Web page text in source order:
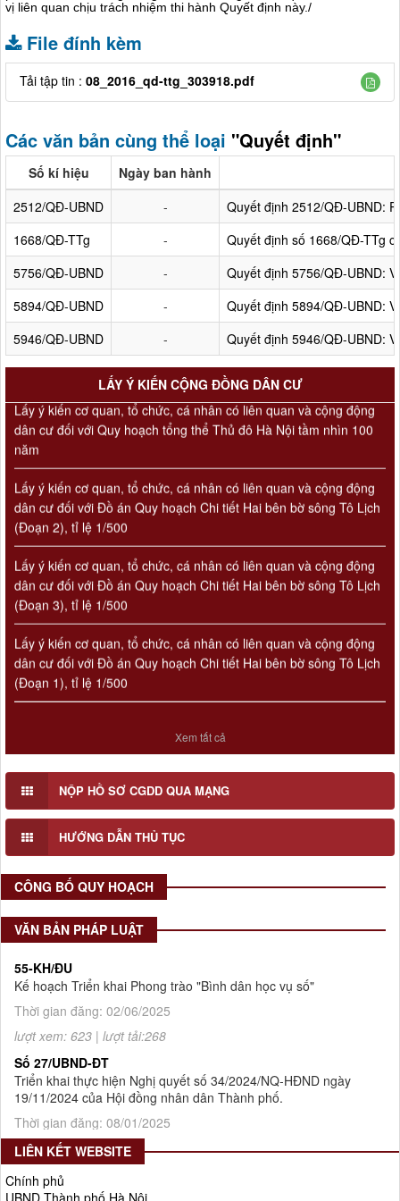
vị liên quan chịu trách nhiệm thi hành Quyết định này./
File đính kèm
Tải tập tin : 08_2016_qd-ttg_303918.pdf
Các văn bản cùng thể loại "Quyết định"
Số kí hiệu
Ngày ban hành
2512/QĐ-UBND
-
Quyết định 2512/QĐ-UBND:
1668/QĐ-TTg
-
Quyết định số 1668/QĐ-TTg
5756/QĐ-UBND
-
Quyết định 5756/QĐ-UBND:
5894/QĐ-UBND
-
Quyết định 5894/QĐ-UBND:
5946/QĐ-UBND
- Quyết định 5946/QĐ-UBND:
LẤY Ý KIẾN CỘNG ĐỒNG DÂN CƯ
Lấy ý kiến cơ quan, tổ chức, cá nhân có liên quan và cộng động
dân cư đối với Quy hoạch tổng thể Thủ đô Hà Nội tầm nhìn 100
năm
Lấy ý kiến cơ quan, tổ chức, cá nhân có liên quan và cộng động
dân cư đối với Đồ án Quy hoạch Chi tiết Hai bên bờ sông Tô Lịch
(Đoạn 2), tỉ lệ 1/500
Lấy ý kiến cơ quan, tổ chức, cá nhân có liên quan và cộng động
dân cư đối với Đồ án Quy hoạch Chi tiết Hai bên bờ sông Tô Lịch
(Đoạn 3), tỉ lệ 1/500
Lấy ý kiến cơ quan, tổ chức, cá nhân có liên quan và cộng động
dân cư đối với Đồ án Quy hoạch Chi tiết Hai bên bờ sông Tô Lịch
(Đoạn 1), tỉ lệ 1/500
Xem tất cả
NỘP HỒ SƠ CGDD QUA MẠNG
HƯỚNG DẪN THỦ TỤC
CÔNG BỐ QUY HOẠCH
VĂN BẢN PHÁP LUẬT
Số 908/KH-VQH
Kế hoạch Thông tin, tuyên truyền về cải cách hành chính nhà
nước của Viện Quy hoạch xây dựng Hà Nội giai đoạn 2026 -
2030
Thời gian đăng: 16/07/2026
lượt xem: 74 | lượt tải:30
2512/QĐ-UBND
thể Thủ đô Hà Nội tầm nhìn 100 năm
lượt xem: 1223 | lượt tải:735
4386/QĐ-UBND
Quyết định số 4386/QĐ-UBND v/v Ban hành Kế hoạch thông
tin, tuyên truyền về cải cách hành chính nhà nước thành phố
Thời gian đăng: 25/08/2025
lượt xem: 567 | lượt tải:266
55-KH/ĐU
Kế hoạch Triển khai Phong trào "Bình dân học vụ số"
Thời gian đăng: 02/06/2025
lượt xem: 623 | lượt tải:268
Số 27/UBND-ĐT
Triển khai thực hiện Nghị quyết số 34/2024/NQ-HĐND ngày
19/11/2024 của Hội đồng nhân dân Thành phố.
Thời gian đăng: 08/01/2025
lượt xem: 947 | lượt tải:404
Số 908/KH-VQH
Kế hoạch Thông tin, tuyên truyền về cải cách hành chính nhà
nước của Viện Quy hoạch xây dựng Hà Nội giai đoạn 2026 -
LIÊN KẾT WEBSITE
Chính phủ
UBND Thành phố Hà Nội